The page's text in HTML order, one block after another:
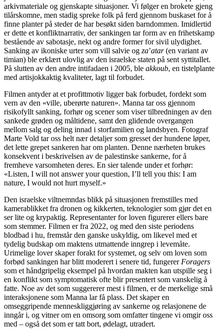
arkivmateriale og gjenskapte situasjoner. Vi følger en brokete gjeng
tilårskomne, men stadig spreke folk på ferd gjennom buskaset for å
finne planter på steder de har besøkt siden barndommen. Imidlertid
er dette et konfliktnarrativ, der sankingen tar form av en frihetskamp
bestående av sabotasje, nekt og andre former for sivil ulydighet.
Sanking av ikoniske urter som vill salvie og za’atar(en variant av
timian) ble erklært ulovlig av den israelske staten på sent syttitallet.
På slutten av den andre intifadaen i 2005, ble akkoub, en tistelplante
med artisjokkaktig kvaliteter, lagt til forbudet.
Filmen antyder at et profittmotiv ligger bak forbudet, fordekt som
vern av den «ville, uberørte naturen». Manna tar oss gjennom
risikofyllt sanking, forhør og scener som viser tilbredningen av den
sankede grøden og måltidene, samt den glidende overgangen
mellom salg og deling innad i storfamilien og landsbyen. Fotograf
Marte Vold tar oss helt nær detaljer som gresset der hundene løper,
det lette grepet sankeren har om planten. Denne nærheten brukes
konsekvent i beskrivelsen av de palestinske sankerne, for å
fremheve varsomheten deres. En sier talende under et forhør:
«Listen, I will not answer your question, I’ll tell you this: I am
nature, I would not hurt myself.»
Den israelske viltnemndas blikk på situasjonen fremstilles med
kamerablikket fra dronen og kikkerten, teknologier som gjør det en
ser lite og krypaktig. Representanter for loven figurerer ellers bare
som stemmer. Filmen er fra 2022, og med den siste periodens
blodbad i hu, fremstår den ganske uskyldig, om likevel med et
tydelig budskap om maktens utmattende inngrep i levemåte.
Urimelige lover skaper forakt for systemet, og selv om loven som
forbød sankingen har blitt moderert i senere tid, fungerer Foragers
som et håndgripelig eksempel på hvordan makten kan utspille seg i
en konflikt som symptomatisk ofte blir presentert som vanskelig å
fatte. Noe av det som suggererer mest i filmen, er de merkelige små
interaksjonene som Manna lar få plass. Det skaper en
omseggripende menneskliggjøring av sankerne og relasjonene de
inngår i, og vitner om en omsorg som omfatter tingene vi omgir oss
med – også det som er tatt bort, ødelagt, utradert.